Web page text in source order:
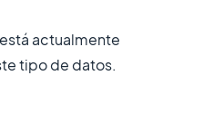
actualmente
tipo de datos.